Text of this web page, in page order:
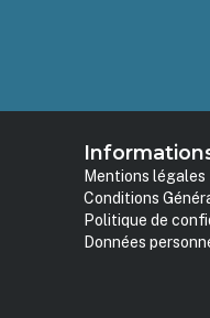
Mentions légales
Conditions
Politique de
Données